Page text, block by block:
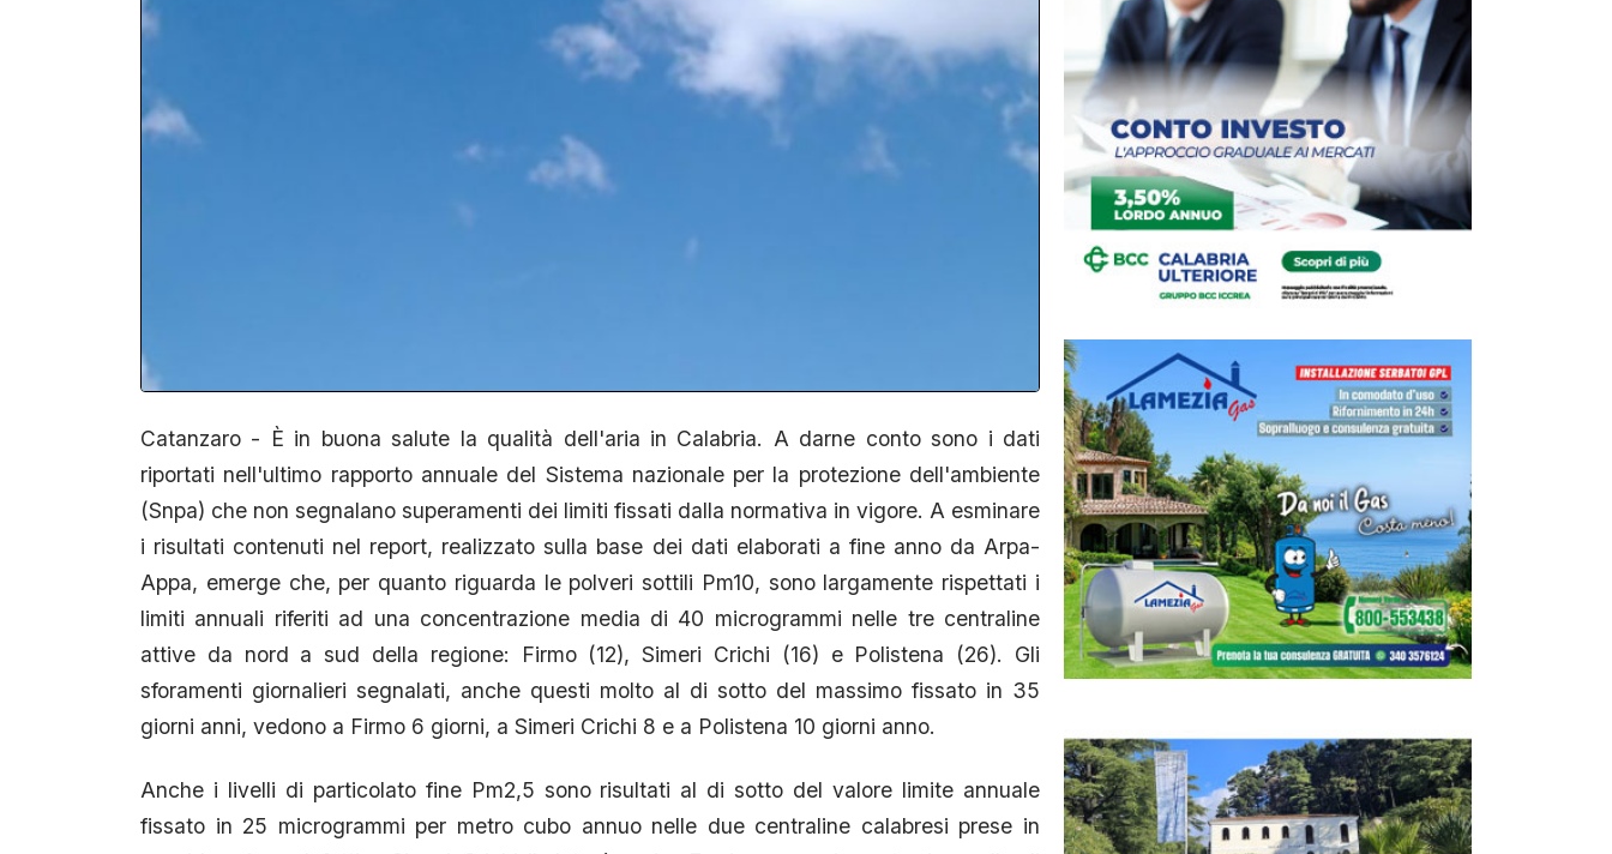
Catanzaro - È in buona salute la qualità dell'aria in Calabria. A darne conto sono i dati
riportati nell'ultimo rapporto annuale del Sistema nazionale per la protezione dell'ambiente
(Snpa) che non segnalano superamenti dei limiti fissati dalla normativa in vigore. A esminare
i risultati contenuti nel report, realizzato sulla base dei dati elaborati a fine anno da Arpa-
Appa, emerge che, per quanto riguarda le polveri sottili Pm10, sono largamente rispettati i
limiti annuali riferiti ad una concentrazione media di 40 microgrammi nelle tre centraline
attive da nord a sud della regione: Firmo (12), Simeri Crichi (16) e Polistena (26). Gli
sforamenti giornalieri segnalati, anche questi molto al di sotto del massimo fissato in 35
giorni anni, vedono a Firmo 6 giorni, a Simeri Crichi 8 e a Polistena 10 giorni anno.
Anche i livelli di particolato fine Pm2,5 sono risultati al di sotto del valore limite annuale
fissato in 25 microgrammi per metro cubo annuo nelle due centraline calabresi prese in